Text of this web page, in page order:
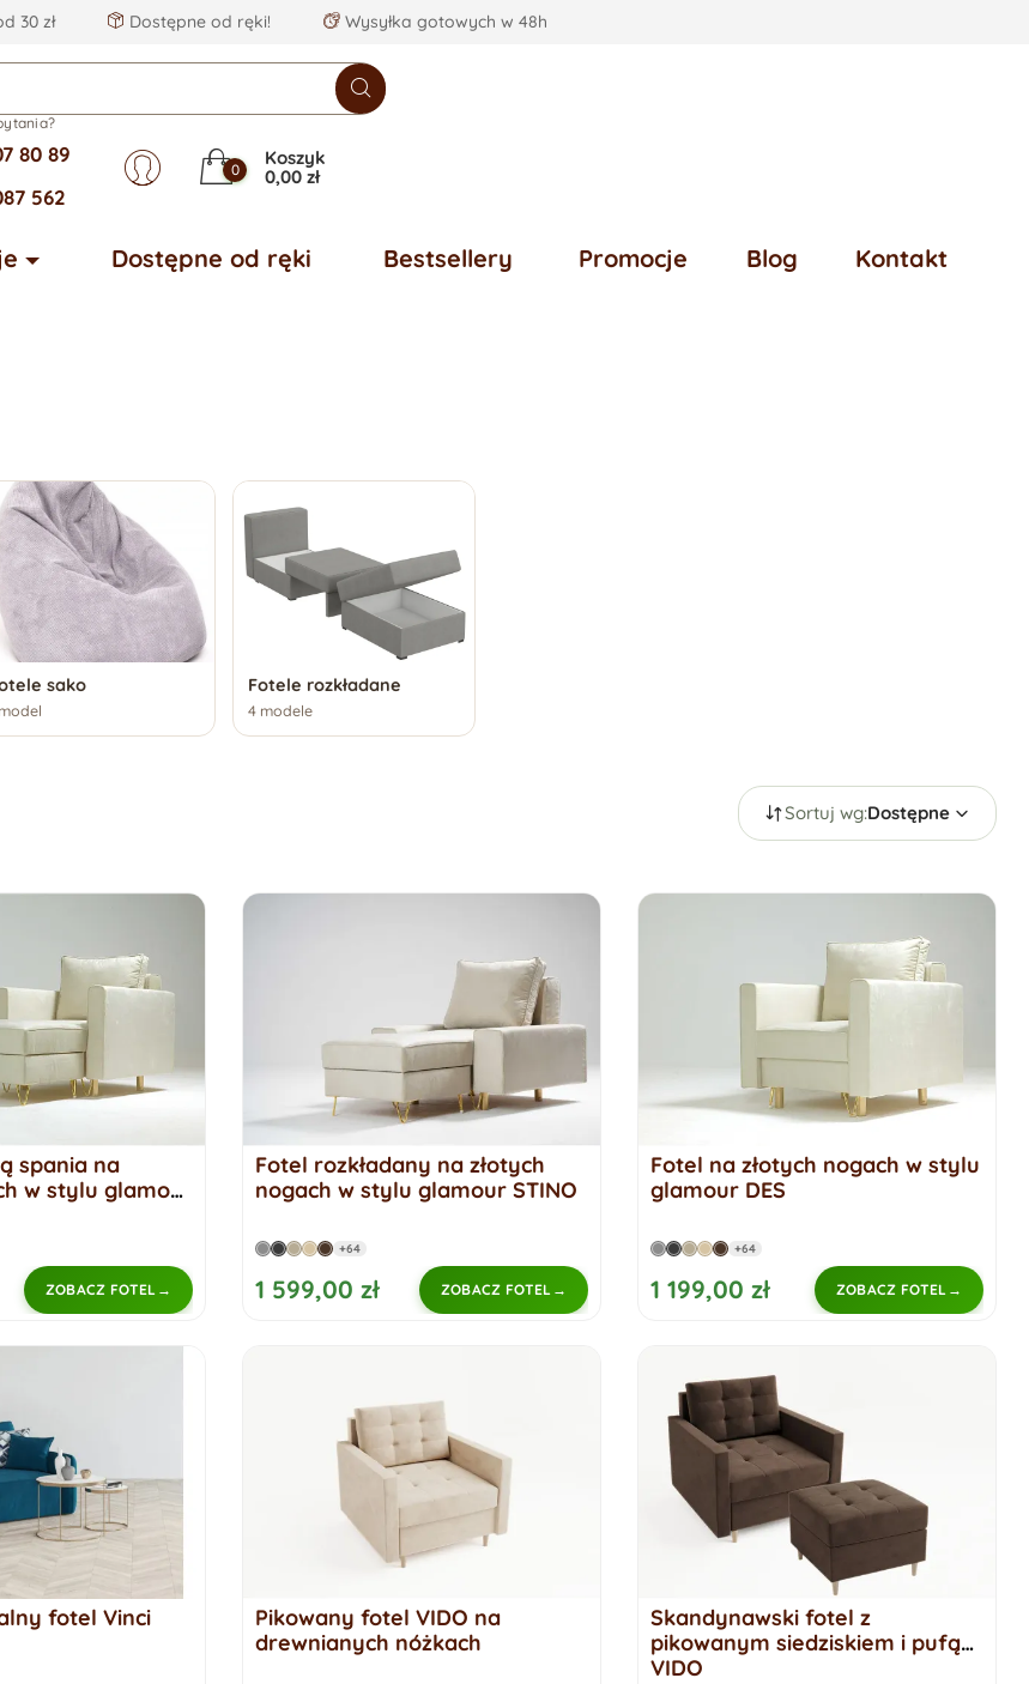
30 zł Dostępne od ręki! Wysyłka gotowych w 48h
80 89
562
0
Koszyk
0,00 zł
Dostępne od ręki Bestsellery Promocje Blog Kontakt
sako Fotele rozkładane
4 modele
Sortuj wg:Dostępne
spania na
w stylu glamour
ZOBACZ FOTEL
Fotel rozkładany na złotych
nogach w stylu glamour STINO
+64
1 599,00 zł ZOBACZ FOTEL
Fotel na złotych nogach w stylu
glamour DES
+64
1 199,00 zł ZOBACZ FOTEL
fotel Vinci
Pikowany fotel VIDO na
drewnianych nóżkach
Skandynawski fotel z
pikowanym siedziskiem i pufą
VIDO